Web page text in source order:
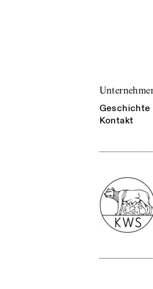
Geschichte
Kontakt